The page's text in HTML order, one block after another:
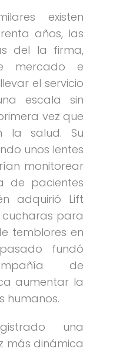
existen
años, las
del la firma,
mercado e
el servicio
escala sin
vez que
la salud. Su
unos lentes
monitorear
de pacientes
adquirió Lift
cucharas para
temblores en
fundó
de
aumentar la
humanos.
una
más dinámica